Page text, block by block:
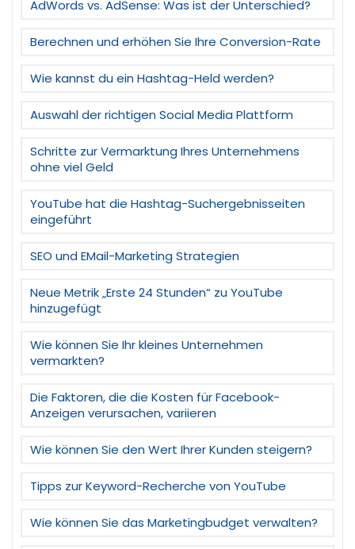
AdWords vs. AdSense: Was ist der Unterschied?
Berechnen und erhöhen Sie Ihre Conversion-Rate
Wie kannst du ein Hashtag-Held werden?
Auswahl der richtigen Social Media Plattform
Schritte zur Vermarktung Ihres Unternehmens
ohne viel Geld
YouTube hat die Hashtag-Suchergebnisseiten
eingeführt
SEO und EMail-Marketing Strategien
Neue Metrik „Erste 24 Stunden“ zu YouTube
hinzugefügt
Wie können Sie Ihr kleines Unternehmen
vermarkten?
Die Faktoren, die die Kosten für Facebook-
Anzeigen verursachen, variieren
Wie können Sie den Wert Ihrer Kunden steigern?
Tipps zur Keyword-Recherche von YouTube
Wie können Sie das Marketingbudget verwalten?